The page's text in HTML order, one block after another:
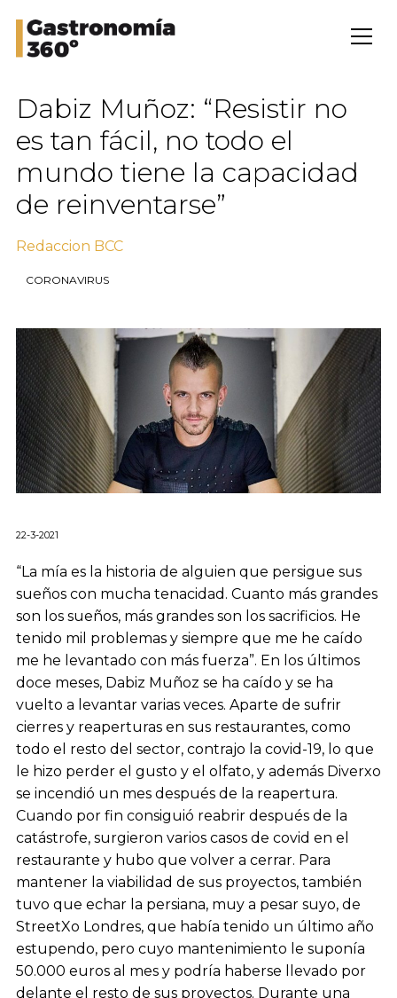
Dabiz Muñoz: “Resistir no
es tan fácil, no todo el
mundo tiene la capacidad
de reinventarse”
Redaccion BCC
CORONAVIRUS
22-3-2021
“La mía es la historia de alguien que persigue sus
sueños con mucha tenacidad. Cuanto más grandes
son los sueños, más grandes son los sacrificios. He
tenido mil problemas y siempre que me he caído
me he levantado con más fuerza”. En los últimos
doce meses, Dabiz Muñoz se ha caído y se ha
vuelto a levantar varias veces. Aparte de sufrir
cierres y reaperturas en sus restaurantes, como
todo el resto del sector, contrajo la covid-19, lo que
le hizo perder el gusto y el olfato, y además Diverxo
se incendió un mes después de la reapertura.
Cuando por fin consiguió reabrir después de la
catástrofe, surgieron varios casos de covid en el
restaurante y hubo que volver a cerrar. Para
mantener la viabilidad de sus proyectos, también
tuvo que echar la persiana, muy a pesar suyo, de
StreetXo Londres, que había tenido un último año
estupendo, pero cuyo mantenimiento le suponía
50.000 euros al mes y podría haberse llevado por
delante el resto de sus proyectos. Durante una